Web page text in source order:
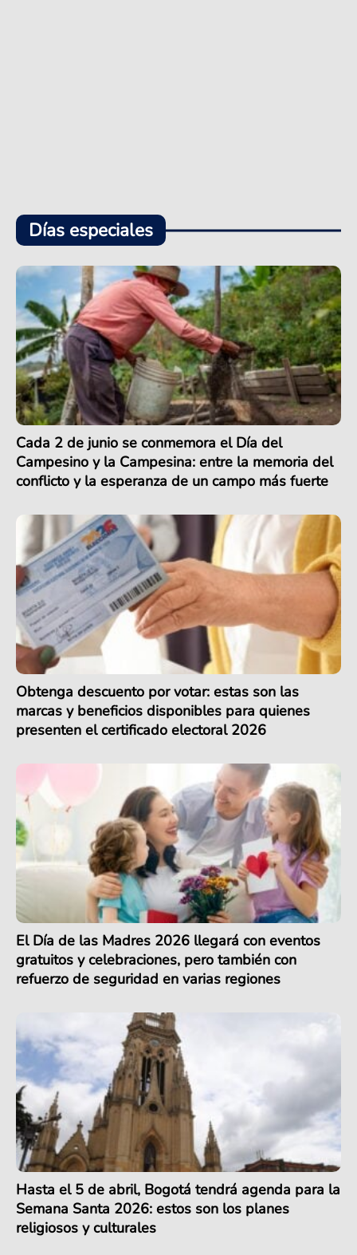
Días especiales
Cada 2 de junio se conmemora el Día del
Campesino y la Campesina: entre la memoria del
conflicto y la esperanza de un campo más fuerte
Obtenga descuento por votar: estas son las
marcas y beneficios disponibles para quienes
presenten el certificado electoral 2026
El Día de las Madres 2026 llegará con eventos
gratuitos y celebraciones, pero también con
refuerzo de seguridad en varias regiones
Hasta el 5 de abril, Bogotá tendrá agenda para la
Semana Santa 2026: estos son los planes
religiosos y culturales